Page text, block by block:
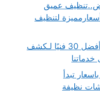
عميق
لتنظيف
كشف اعطال كابلات الكهرباء..أفضل 30 فنيًا لـكشف
تبدأ